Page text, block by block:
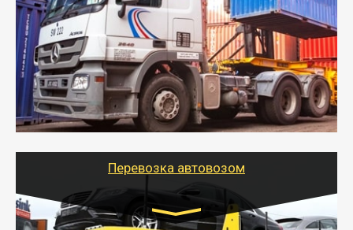
- Контейнерные грузоперевозки на специальном
оборудованном транспорте быстро, качественно и
безопасно.
- Наша транспортная компания поможет
организовать доставку в порт и из порта
стандартных контейнеров на контейнеровозе,
шаландах и площадках (открытых кузовах),
используя надежные крепления.
Перевозка автовозом